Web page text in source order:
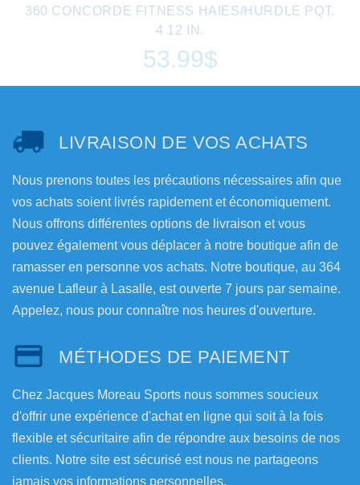
360 CONCORDE FITNESS HAIES/HURDLE PQT.
4 12 IN.
53.99$
LIVRAISON DE VOS ACHATS
Nous prenons toutes les précautions nécessaires afin que
vos achats soient livrés rapidement et économiquement.
Nous offrons différentes options de livraison et vous
pouvez également vous déplacer à notre boutique afin de
ramasser en personne vos achats. Notre boutique, au 364
avenue Lafleur à Lasalle, est ouverte 7 jours par semaine.
Appelez, nous pour connaître nos heures d'ouverture.
MÉTHODES DE PAIEMENT
Chez Jacques Moreau Sports nous sommes soucieux
d'offrir une expérience d'achat en ligne qui soit à la fois
flexible et sécuritaire afin de répondre aux besoins de nos
clients. Notre site est sécurisé est nous ne partageons
jamais vos informations personnelles.